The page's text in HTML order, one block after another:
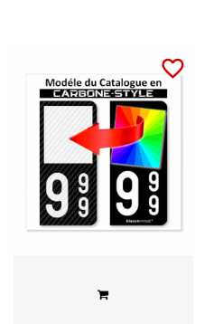
favorite_border